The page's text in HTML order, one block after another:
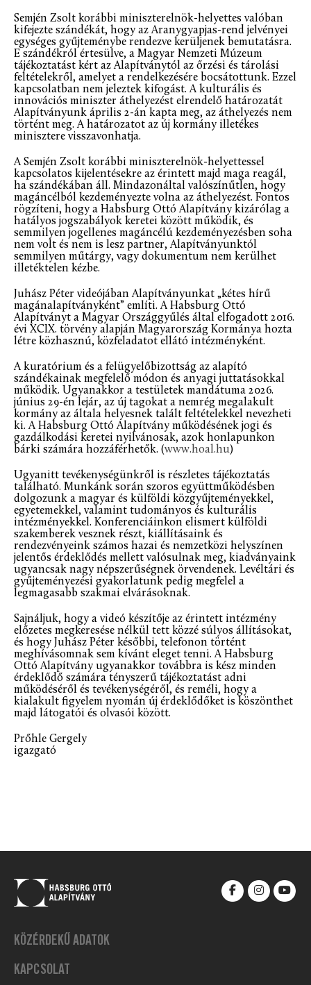
Semjén Zsolt korábbi miniszterelnök-helyettes valóban
kifejezte szándékát, hogy az Aranygyapjas-rend jelvényei
egységes gyűjteménybe rendezve kerüljenek bemutatásra.
E szándékról értesülve, a Magyar Nemzeti Múzeum
tájékoztatást kért az Alapítványtól az őrzési és tárolási
feltételekről, amelyet a rendelkezésére bocsátottunk. Ezzel
kapcsolatban nem jeleztek kifogást. A kulturális és
innovációs miniszter áthelyezést elrendelő határozatát
Alapítványunk április 2-án kapta meg, az áthelyezés nem
történt meg. A határozatot az új kormány illetékes
minisztere visszavonhatja.
A Semjén Zsolt korábbi miniszterelnök-helyettessel
kapcsolatos kijelentésekre az érintett majd maga reagál,
ha szándékában áll. Mindazonáltal valószínűtlen, hogy
magáncélból kezdeményezte volna az áthelyezést. Fontos
rögzíteni, hogy a Habsburg Ottó Alapítvány kizárólag a
hatályos jogszabályok keretei között működik, és
semmilyen jogellenes magáncélú kezdeményezésben soha
nem volt és nem is lesz partner, Alapítványunktól
semmilyen műtárgy, vagy dokumentum nem kerülhet
illetéktelen kézbe.
Juhász Péter videójában Alapítványunkat „kétes hírű
magánalapítványként” említi. A Habsburg Ottó
Alapítványt a Magyar Országgyűlés által elfogadott 2016.
évi XCIX. törvény alapján Magyarország Kormánya hozta
létre közhasznú, közfeladatot ellátó intézményként.
A kuratórium és a felügyelőbizottság az alapító
szándékainak megfelelő módon és anyagi juttatásokkal
működik. Ugyanakkor a testületek mandátuma 2026.
június 29-én lejár, az új tagokat a nemrég megalakult
kormány az általa helyesnek talált feltételekkel nevezheti
ki. A Habsburg Ottó Alapítvány működésének jogi és
gazdálkodási keretei nyilvánosak, azok honlapunkon
bárki számára hozzáférhetők. (www.hoal.hu)
Ugyanitt tevékenységünkről is részletes tájékoztatás
található. Munkánk során szoros együttműködésben
dolgozunk a magyar és külföldi közgyűjteményekkel,
egyetemekkel, valamint tudományos és kulturális
intézményekkel. Konferenciáinkon elismert külföldi
szakemberek vesznek részt, kiállításaink és
rendezvényeink számos hazai és nemzetközi helyszínen
jelentős érdeklődés mellett valósulnak meg, kiadványaink
ugyancsak nagy népszerűségnek örvendenek. Levéltári és
gyűjteményezési gyakorlatunk pedig megfelel a
legmagasabb szakmai elvárásoknak.
Sajnáljuk, hogy a videó készítője az érintett intézmény
előzetes megkeresése nélkül tett közzé súlyos állításokat,
és hogy Juhász Péter későbbi, telefonon történt
meghívásomnak sem kívánt eleget tenni. A Habsburg
Ottó Alapítvány ugyanakkor továbbra is kész minden
érdeklődő számára tényszerű tájékoztatást adni
működéséről és tevékenységéről, és reméli, hogy a
kialakult figyelem nyomán új érdeklődőket is köszönthet
majd látogatói és olvasói között.
Prőhle Gergely
igazgató
KÖZÉRDEKŰ ADATOK
KAPCSOLAT